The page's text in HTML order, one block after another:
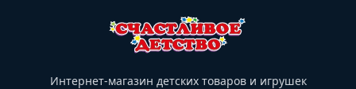
Интернет-магазин детских товаров и игрушек